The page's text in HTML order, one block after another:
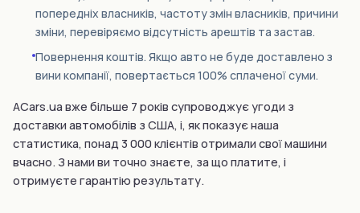
попередніх власників, частоту змін власників, причини
зміни, перевіряємо відсутність арештів та застав.
Повернення коштів. Якщо авто не буде доставлено з
вини компанії, повертається 100% сплаченої суми.
ACars.ua вже більше 7 років супроводжує угоди з
доставки автомобілів з США, і, як показує наша
статистика, понад 3 000 клієнтів отримали свої машини
вчасно. З нами ви точно знаєте, за що платите, і
отримуєте гарантію результату.